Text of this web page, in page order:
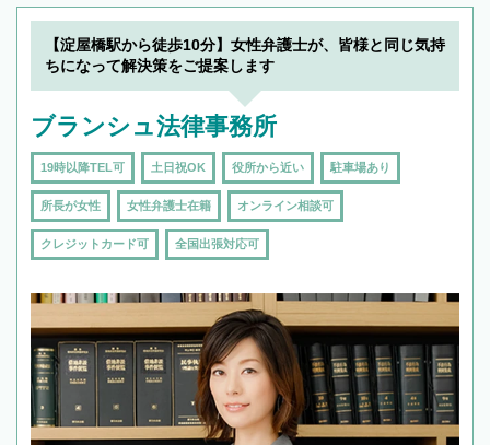
できます。また、相続は感情がからむ分野なの
でフィーリングも重要です。実際に電話や面談
で複数の弁護士と会話をしてウマが合う方に依
【淀屋橋駅から徒歩10分】女性弁護士が、皆様と同じ気持
ちになって解決策をご提案します
ブランシュ法律事務所
19時以降TEL可 土日祝OK 役所から近い 駐車場あり
所長が女性 女性弁護士在籍 オンライン相談可
クレジットカード可 全国出張対応可